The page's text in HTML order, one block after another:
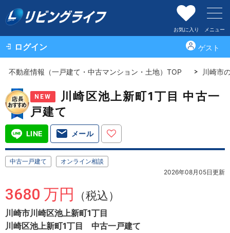
お気に入り メニュー
ログイン ゲスト
不動産情報（一戸建て・中古マンション・土地）TOP 川崎市
NEW
川崎区池上新町1丁目 中古一
戸建て
LINE メール
中古一戸建て
オンライン相談
2026年08月05日更新
3680 万円 （税込）
川崎市川崎区池上新町1丁目
川崎区池上新町1丁目 中古一戸建て